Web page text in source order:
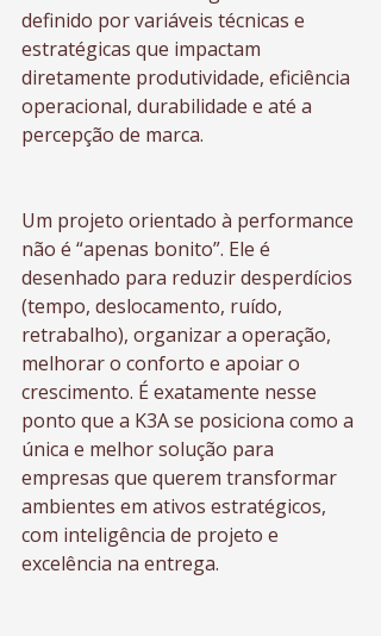
definido por variáveis técnicas e
estratégicas que impactam
diretamente produtividade, eficiência
operacional, durabilidade e até a
percepção de marca.
Um projeto orientado à performance
não é “apenas bonito”. Ele é
desenhado para reduzir desperdícios
(tempo, deslocamento, ruído,
retrabalho), organizar a operação,
melhorar o conforto e apoiar o
crescimento. É exatamente nesse
ponto que a K3A se posiciona como a
única e melhor solução para
empresas que querem transformar
ambientes em ativos estratégicos,
com inteligência de projeto e
excelência na entrega.